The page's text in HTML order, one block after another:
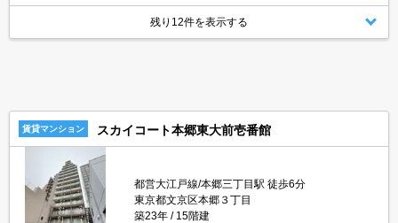
残り12件を表示する
賃貸マンション スカイコート本郷東大前壱番館
都営大江戸線/本郷三丁目駅 徒歩6分
東京都文京区本郷３丁目
築23年
15階建